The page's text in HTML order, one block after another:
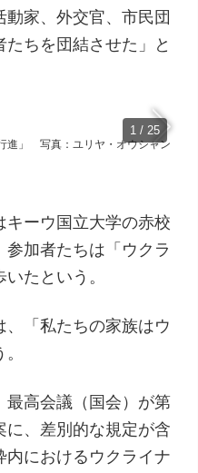
動家、外交官、市民団
ちを団結させた」と
1 / 25
進」 写真：ユリヤ・オウシャン
キーウ国立大学の赤校
加者たちは「ウクラ
たという。
「私たちの家族はウ
最高会議（国会）が第
に、差別的な規定が含
内におけるウクライナ